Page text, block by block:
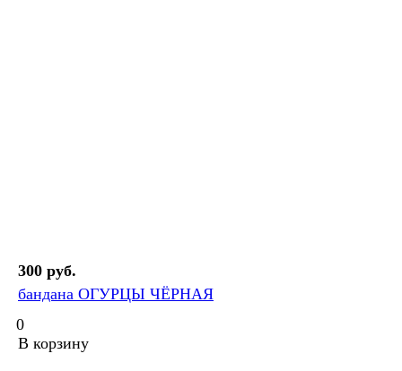
300 руб.
бандана ОГУРЦЫ ЧЁРНАЯ
0
В корзину